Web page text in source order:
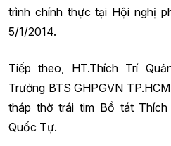
trình chính thực tại Hội nghị
5/1/2014.
Tiếp theo, HT.Thích Trí
Trưởng BTS GHPGVN
tháp thờ trái tim Bồ tát
Quốc Tự.